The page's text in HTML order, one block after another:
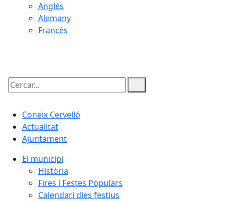
Anglès
Alemany
Francès
Cercar:
Coneix Cervelló
Actualitat
Ajuntament
El municipi
Història
Fires i Festes Populars
Calendari dies festius